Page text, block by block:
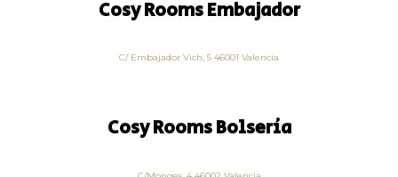
Cosy Rooms Embajador
C/ Embajador Vich, 5 46001 Valencia
Cosy Rooms Bolsería